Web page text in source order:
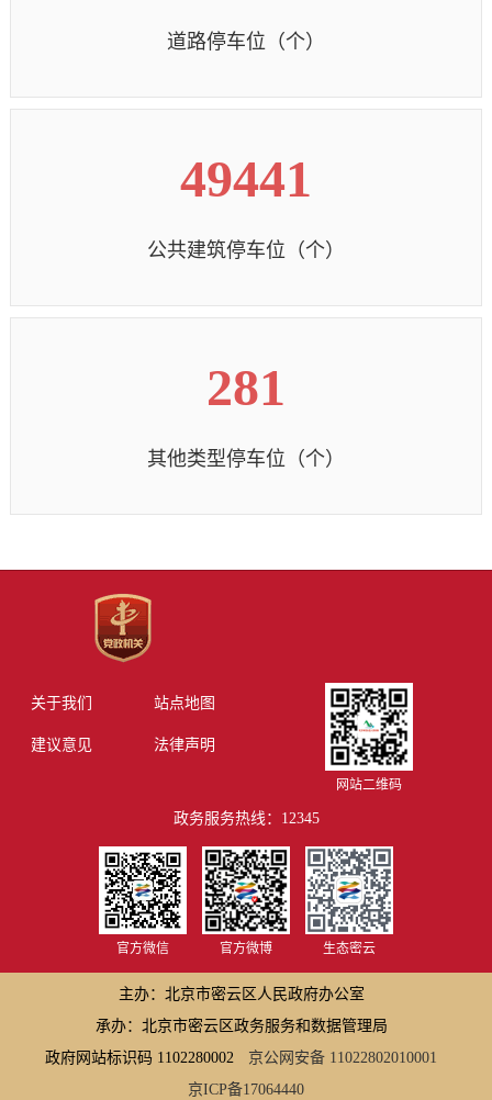
道路停车位（个）
49441
公共建筑停车位（个）
281
其他类型停车位（个）
关于我们 站点地图
建议意见 法律声明
网站二维码
政务服务热线：12345
官方微信 官方微博 生态密云
主办：北京市密云区人民政府办公室
承办：北京市密云区政务服务和数据管理局
政府网站标识码 1102280002
京公网安备 11022802010001
京ICP备17064440